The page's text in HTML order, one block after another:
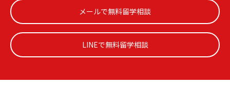
メールで無料留学相談
LINEで無料留学相談